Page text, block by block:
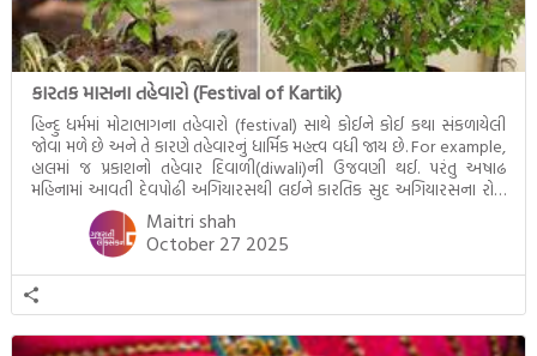
કારતક માસના તહેવારો (Festival of Kartik)
હિન્દુ ધર્મમાં મોટાભાગના તહેવારો (festival) સાથે કોઈને કોઈ કથા સંકળાયેલી
જોવા મળે છે અને તે કારણે તહેવારનું ધાર્મિક મહત્ત્વ વધી જાય છે. For example,
હાલમાં જ પ્રકાશનો તહેવાર દિવાળી(diwali)ની ઉજવણી થઈ. પરંતુ અષાઢ
મહિનામાં આવતી દેવપોઢી અગિયારસથી લઈને કારતિક સુદ અગિયારસના રોજ
આવતી દેવ ઊઠી અગિયારસ વચ્ચે મોટેભાગે યજ્ઞોપવીત સંસ્કાર, લગ્ન,
દીક્ષાગ્રહણ, યજ્ઞ, ગૃહપ્રવેશ જેવા […]
Maitri shah
October 27 2025